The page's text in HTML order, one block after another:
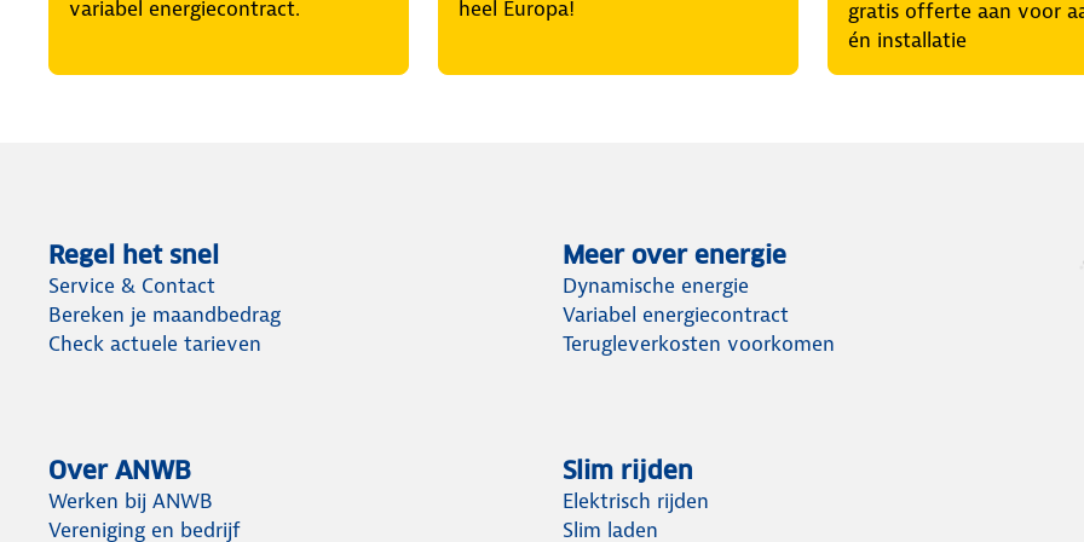
variabel energiecontract.
heel Europa!
gratis offerte aan voor
én installatie
Regel het snel
Service & Contact
Bereken je maandbedrag
Check actuele tarieven
Meer over energie
Dynamische energie
Variabel energiecontract
Terugleverkosten voorkomen
Over ANWB
Werken bij ANWB
Vereniging en bedrijf
Slim rijden
Elektrisch rijden
Slim laden